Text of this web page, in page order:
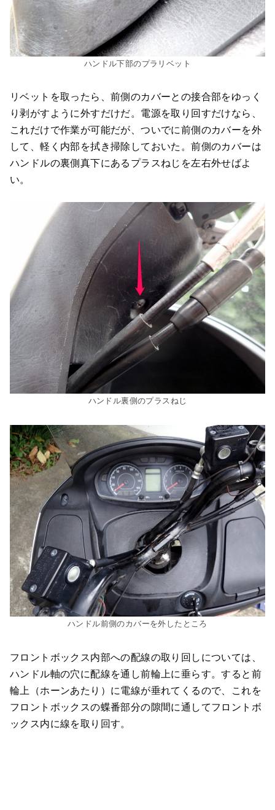
ハンドル下部のプラリベット
リベットを取ったら、前側のカバーとの接合部をゆっく
り剥がすように外すだけだ。電源を取り回すだけなら、
これだけで作業が可能だが、ついでに前側のカバーを外
して、軽く内部を拭き掃除しておいた。前側のカバーは
ハンドルの裏側真下にあるプラスねじを左右外せばよ
い。
ハンドル裏側のプラスねじ
ハンドル前側のカバーを外したところ
フロントボックス内部への配線の取り回しについては、
ハンドル軸の穴に配線を通し前輪上に垂らす。すると前
輪上（ホーンあたり）に電線が垂れてくるので、これを
フロントボックスの蝶番部分の隙間に通してフロントボ
ックス内に線を取り回す。